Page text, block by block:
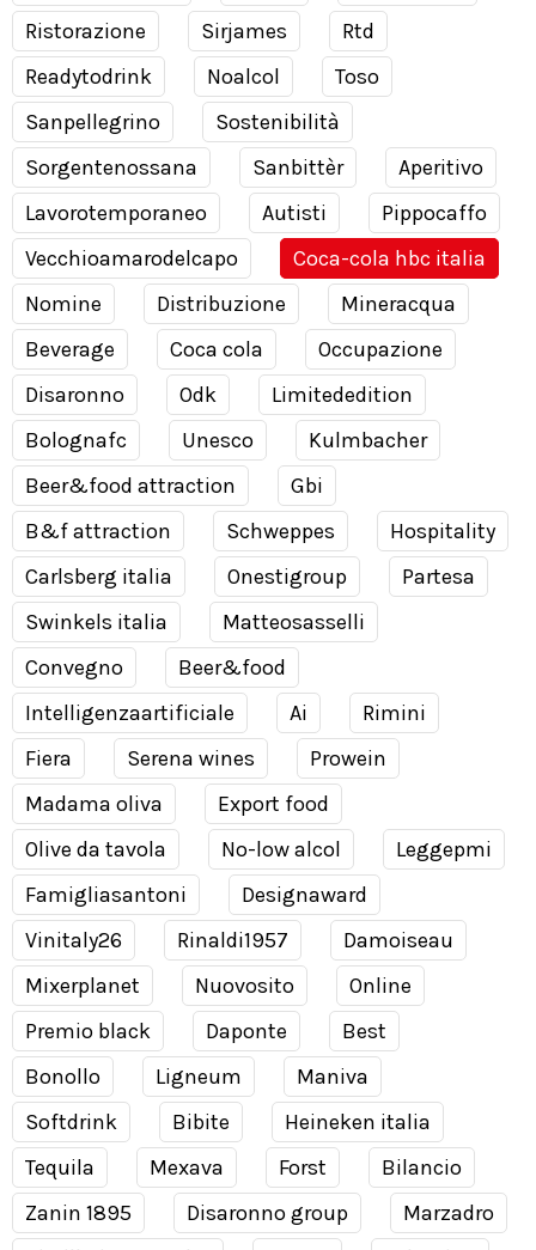
Ristorazione
Sirjames
Rtd
Readytodrink
Noalcol
Toso
Sanpellegrino
Sostenibilità
Sorgentenossana
Sanbittèr
Aperitivo
Lavorotemporaneo
Autisti
Pippocaffo
Vecchioamarodelcapo
Coca-cola hbc italia
Nomine
Distribuzione
Mineracqua
Beverage
Coca cola
Occupazione
Disaronno
Odk
Limitededition
Bolognafc
Unesco
Kulmbacher
Beer&food attraction
Gbi
B&f attraction
Schweppes
Hospitality
Carlsberg italia
Onestigroup
Partesa
Swinkels italia
Matteosasselli
Convegno
Beer&food
Intelligenzaartificiale
Ai
Rimini
Fiera
Serena wines
Prowein
Madama oliva
Export food
Olive da tavola
No-low alcol
Leggepmi
Famigliasantoni
Designaward
Vinitaly26
Rinaldi1957
Damoiseau
Mixerplanet
Nuovosito
Online
Premio black
Daponte
Best
Bonollo
Ligneum
Maniva
Softdrink
Bibite
Heineken italia
Tequila
Mexava Forst
Bilancio
Zanin 1895
Disaronno group
Marzadro